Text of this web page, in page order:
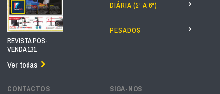
REVISTA PÓS-
VENDA 131
Ver todas
DIÁRIA (2ª A 6ª)
PESADOS
CONTACTOS SIGA-NOS